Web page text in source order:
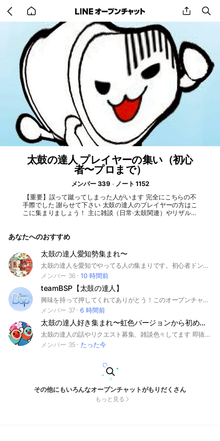
back
to
home
share
太鼓の達人 プレイヤーの集い（初心
者〜プロまで）
メンバー 339
ノート 1152
【重要】誤って蹴ってしまった人がいます 完全にこちらの不
手際でした 謝らせて下さい 太鼓の達人のプレイヤーの方はこ
こに集まりましょう！ 主に雑談（日常·太鼓関連）やリザルト
途半端な実力ですが つい最近始めた初心者さん〜達人級の上
あなたへのおすすめ
太鼓の達人愛知勢集まれ〜
太鼓の達人を愛知でやってる人の集まりです。初心者ドンだー歓迎です! みんなで楽しみましょう〜 #太鼓の達人
メンバー 36
10 時間前
teamBSP【太鼓の達人】
興味を持って押してくれてありがとう！このオープンチャットはteamBSPです！誰でも気軽に入ってきてください！！ 音ゲーなどを中心的に話すグループ です！他の内容はスレッドや他の部屋でお願いします ここのオープンチャットのリーダーは一応YouTubeやってます！登録してくれると跳ねて喜びます！！ 《注意事項》 ・他人を煽ったり悪口などを言わない事 ・他の人の事を尊重してください！ ・場が悪くなる言葉を控えてください(しないでね) 《大事なpoint》 ・このオープンチャットを管理者(Sprite)から送られて参加してない人は今後teamメンバーとしては加入させません！(11月頭から開始してます) 《BAN対象》 ・メインルームでの身内ノリ ・過度な自分語りや先陣を切りすぎる行為 ・メインルームでの別話題を広げすぎた場合 ・メイントークでの不適切発言及び、他人を煽るような言動 (BANの対象は副官であっても変わらず適用されます。気分を害してしまうなら抜けて貰って構わないし、入らなくて結構です。このルールは管理者だけでなく所属メンバーの一部と話して決めているルールです。) ・メイントークで他人を煽るような言動、行為など対象で
メンバー 37
6 時間前
太鼓の達人好き集まれ〜虹色バージョンから初めた人限定
太鼓の達人の話やリクエスト募集、雑談色々してます 即抜けはブロックさせていただきます。 初心者ドンだー大歓迎!!! みんなで太鼓の達人楽しもうぜ！
メンバー 35
たった今
その他にもいろんなオープンチャットがもりだくさん
もっと見る